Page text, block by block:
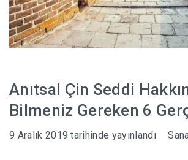
Anıtsal Çin Seddi
Bilmeniz Gereken 6
9 Aralık 2019 tarihinde yayınlandı